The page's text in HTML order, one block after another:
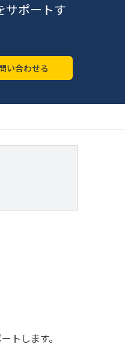
サポートす
い合わせる
トします。